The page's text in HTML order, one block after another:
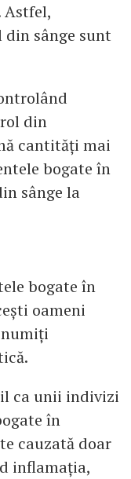
Astfel,
sânge sunt
din
cantități mai
bogate în
sânge la
bogate în
oameni
ca unii indivizi
în
cauzată doar
inflamația,